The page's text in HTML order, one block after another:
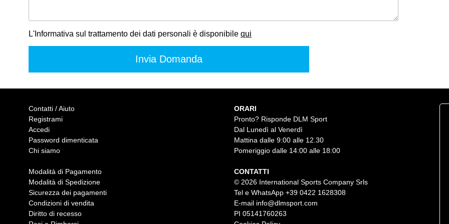
L'Informativa sul trattamento dei dati personali è disponibile qui
Contatti / Aiuto
Registrami
Accedi
Password dimenticata
Chi siamo
Modalità di Pagamento
Modalità di Spedizione
Sicurezza dei pagamenti
Condizioni di vendita
Diritto di recesso
ORARI
Pronto? Risponde DLM Sport
Dal Lunedì al Venerdì
Mattina dalle 9:00 alle 12.30
Pomeriggio dalle 14:00 alle 18:00
CONTATTI
© 2026 International Sports Company Srls
Tel e WhatsApp +39 0422 1628308
E-mail info@dlmsport.com
PI 05141760263